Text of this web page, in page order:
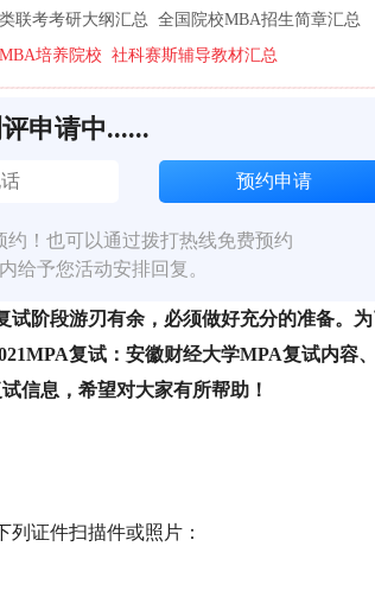
联考考研大纲汇总 全国院校MBA招生简章汇总
培养院校 社科赛斯辅导教材汇总
申请中......
！也可以通过拨打热线免费预约
给予您活动安排回复。
阶段游刃有余，必须做好充分的准备。
复试：安徽财经大学MPA复试内容
信息，希望对大家有所帮助！
证件扫描件或照片：